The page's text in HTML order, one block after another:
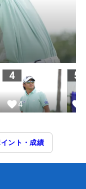
4
4
5
ント・成績